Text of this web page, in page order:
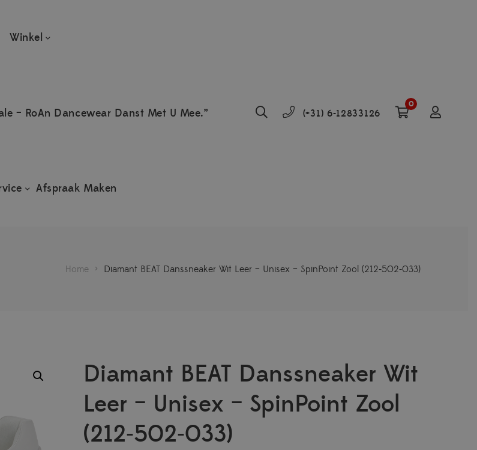
Winkel
– RoAn Dancewear Danst Met U Mee.”
Afspraak Maken
(+31) 6-12833126
0
Home > Diamant BEAT Danssneaker Wit Leer – Unisex – SpinPoint Zool (212-502-033)
Diamant BEAT Danssneaker Wit
Leer – Unisex – SpinPoint Zool
(212-502-033)